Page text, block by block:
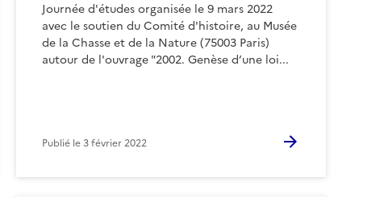
Journée d'études organisée le 9 mars 2022
avec le soutien du Comité d'histoire, au Musée
de la Chasse et de la Nature (75003 Paris)
autour de l'ouvrage "2002. Genèse d’une loi...
Publié le3 février 2022